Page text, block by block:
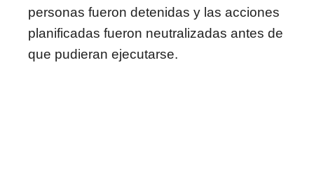
personas fueron detenidas y las acciones
planificadas fueron neutralizadas antes de
que pudieran ejecutarse.